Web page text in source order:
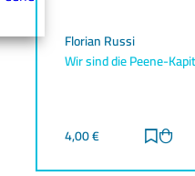
Florian Russi
Wir sind die Peene-
4,00€ Zur